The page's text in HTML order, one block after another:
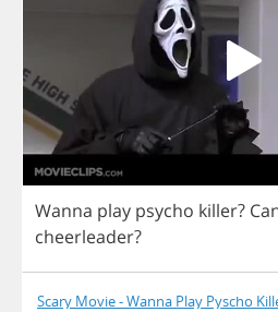
Wanna play psycho killer?
cheerleader?
Scary Movie - Wanna Play Pyscho